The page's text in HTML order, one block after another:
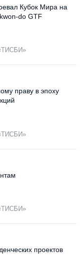
Кубок Мира на
do GTF
праву в эпоху
проектов